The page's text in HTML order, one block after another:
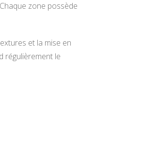
zone possède
et la mise en
régulièrement le